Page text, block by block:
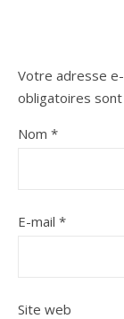
Votre adresse
obligatoires
Nom *
E-mail *
Site web